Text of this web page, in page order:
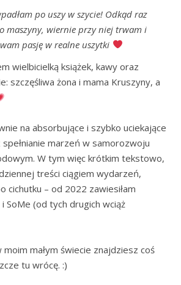
po uszy w szycie! Odkąd raz
maszyny, wiernie przy niej trwam i
pasję w realne uszytki
wielbicielką książek, kawy oraz
szczęśliwa żona i mama Kruszyny, a
na absorbujące i szybko uciekające
marzeń w samorozwoju
W tym więc krótkim tekstowo,
treści ciągiem wydarzeń,
cichutku – od 2022 zawiesiłam
SoMe (od tych drugich wciąż
moim małym świecie znajdziesz coś
tu wrócę. :)